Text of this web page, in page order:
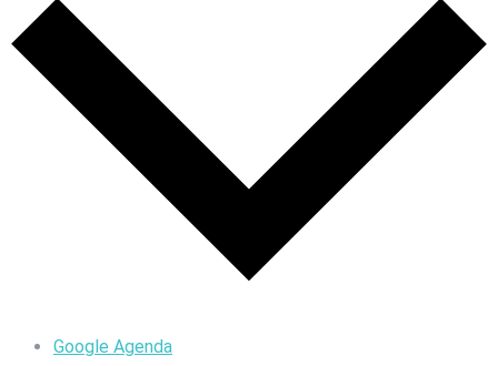
Google Agenda